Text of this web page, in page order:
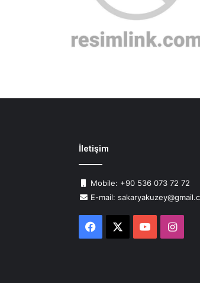
İletişim
Mobile: +90 536 073 72 72
E-mail:
Facebook YouTube